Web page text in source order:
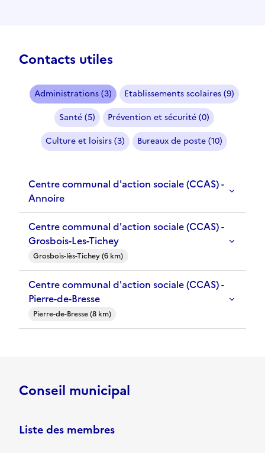
Contacts utiles
Administrations (3)
Etablissements scolaires (9)
Santé (5)
Prévention et sécurité (0)
Culture et loisirs (3)
Bureaux de poste (10)
Centre communal d'action sociale (CCAS) -
Annoire
Centre communal d'action sociale (CCAS) -
Grosbois-Les-Tichey
Grosbois-lès-Tichey (6 km)
Centre communal d'action sociale (CCAS) -
Pierre-de-Bresse
Pierre-de-Bresse (8 km)
Conseil municipal
Liste des membres